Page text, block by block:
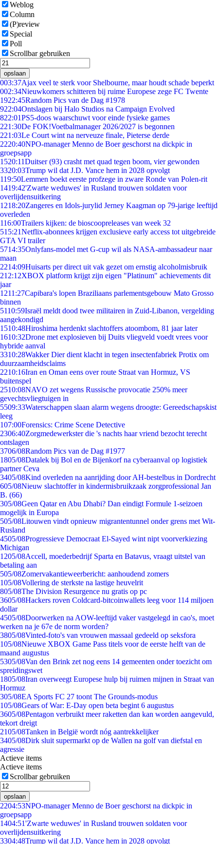
Weblog
Column
(P)review
Special
Poll
Scrollbar gebruiken
opslaan
003:37Ajax veel te sterk voor Shelbourne, maar houdt schade beperkt
002:34Nieuwkomers schitteren bij ruime Europese zege FC Twente
1922:45Random Pics van de Dag #1978
922:04Ontslagen bij Halo Studios na Campaign Evolved
822:01PS5-doos waarschuwt voor einde fysieke games
221:30De FOK!Voetbalmanager 2026/2027 is begonnen
221:03Le Court wint na nerveuze finale, Pieterse derde
2220:40NPO-manager Menno de Boer geschorst na dickpic in
groepsapp
1520:11Duitser (93) crasht met quad tegen boom, vier gewonden
3320:03Trump wil dat J.D. Vance hem in 2028 opvolgt
119:50Lemmen boekt eerste profzege in zware Ronde van Polen-rit
1419:42'Zwarte weduwes' in Rusland trouwen soldaten voor
overlijdensuitkering
1218:20Zangeres en Idols-jurylid Jerney Kaagman op 79-jarige leeftijd
overleden
116:00Trailers kijken: de bioscoopreleases van week 32
515:21Netflix-abonnees krijgen exclusieve early access tot uitgebreide
GTA VI trailer
5714:35Onlyfans-model met G-cup wil als NASA-ambassadeur naar
maan
2214:09Huisarts per direct uit vak gezet om ernstig alcoholmisbruik
212:12XBOX platform krijgt zijn eigen "Platinum" achievements dit
jaar
1211:27Capibara's lopen Braziliaans parlementsgebouw Mato Grosso
binnen
5110:59Israël meldt dood twee militairen in Zuid-Libanon, vergelding
aangekondigd
1510:48Hiroshima herdenkt slachtoffers atoombom, 81 jaar later
1610:32Drone met explosieven bij Duits vliegveld voedt vrees voor
hybride aanval
3310:28Wakker Dier dient klacht in tegen insectenfabriek Protix om
duurzaamheidsclaims
2210:16Iran en Oman eens over route Straat van Hormuz, VS
buitenspel
2510:08NAVO zet wegens Russische provocatie 250% meer
gevechtsvliegtuigen in
5509:33Waterschappen slaan alarm wegens droogte: Gereedschapskist
leeg
107:00Forensics: Crime Scene Detective
2306:40Zorgmedewerkster die 's nachts haar vriend bezocht terecht
ontslagen
3706/08Random Pics van de Dag #1977
1805/08Datalek bij Bol en de Bijenkorf na cyberaanval op logistiek
partner Ceva
3405/08Kind overleden na aanrijding door AH-bestelbus in Dordrecht
605/08Nieuw slachtoffer in kindermisbruikzaak zorgprofessional Jan
B. (66)
305/08Geen Qatar en Abu Dhabi? Dan eindigt Formule 1-seizoen
mogelijk in Europa
505/08Litouwen vindt opnieuw migrantentunnel onder grens met Wit-
Rusland
4505/08Progressieve Democraat El-Sayed wint nipt voorverkiezing
Michigan
1205/08Accell, moederbedrijf Sparta en Batavus, vraagt uitstel van
betaling aan
505/08Zomervakantieweerbericht: aanhoudend zomers
105/08Vollering de sterkste na lastige heuvelrit
805/08The Division Resurgence nu gratis op pc
3605/08Hackers roven Coldcard-bitcoinwallets leeg voor 114 miljoen
dollar
4505/08Doorwerken na AOW-leeftijd vaker vastgelegd in cao's, moet
werken na je 67e de norm worden?
3805/08Vinted-foto's van vrouwen massaal gedeeld op seksfora
105/08Nieuwe XBOX Game Pass titels voor de eerste helft van de
maand augustus
5305/08Van den Brink zet nog eens 14 gemeenten onder toezicht om
spreidingswet
1805/08Iran overweegt Europese hulp bij ruimen mijnen in Straat van
Hormuz
305/08EA Sports FC 27 toont The Grounds-modus
105/08Gears of War: E-Day open beta begint 6 augustus
3605/08Pentagon verbruikt meer raketten dan kan worden aangevuld,
tekort dreigt
2105/08Tanken in België wordt nóg aantrekkelijker
3405/08Dirk sluit supermarkt op de Wallen na golf van diefstal en
agressie
Actieve items
Actieve items
Scrollbar gebruiken
opslaan
2204:53NPO-manager Menno de Boer geschorst na dickpic in
groepsapp
1404:51'Zwarte weduwes' in Rusland trouwen soldaten voor
overlijdensuitkering
3304:48Trump wil dat J.D. Vance hem in 2028 opvolgt